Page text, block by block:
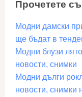
Прочетете
Модни дамски
ще бъдат в
Модни блузи
новости, снимки
Модни дълги
новости, снимки